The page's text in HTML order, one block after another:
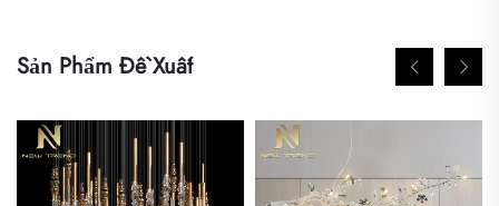
Sản Phẩm Đề Xuất